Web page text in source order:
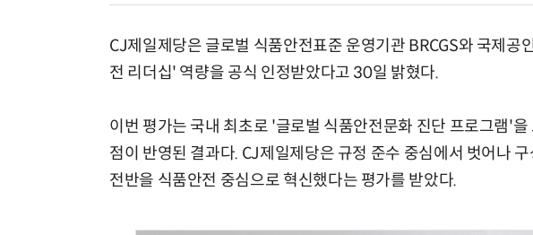
CJ제일제당은 글로벌 식품안전표준 운영기관 BRCGS와 국제공
전 리더십' 역량을 공식 인정받았다고 30일 밝혔다.
이번 평가는 국내 최초로 '글로벌 식품안전문화 진단 프로그램'
점이 반영된 결과다. CJ제일제당은 규정 준수 중심에서 벗어나
전반을 식품안전 중심으로 혁신했다는 평가를 받았다.